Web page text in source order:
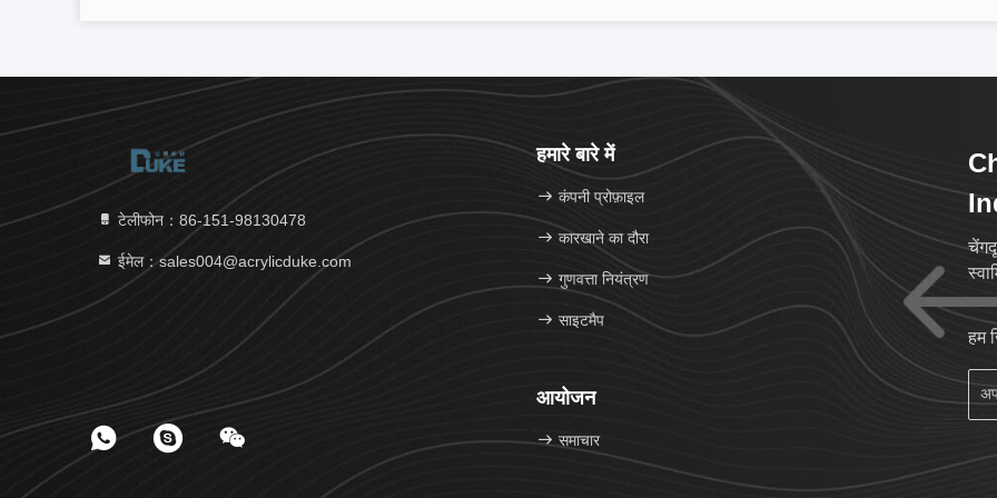
टेलीफोन：86-151-98130478
ईमेल：sales004@acrylicduke.com
हमारे बारे में
कंपनी प्रोफ़ाइल
कारखाने का दौरा
गुणवत्ता नियंत्रण
साइटमैप
आयोजन
समाचार
हम